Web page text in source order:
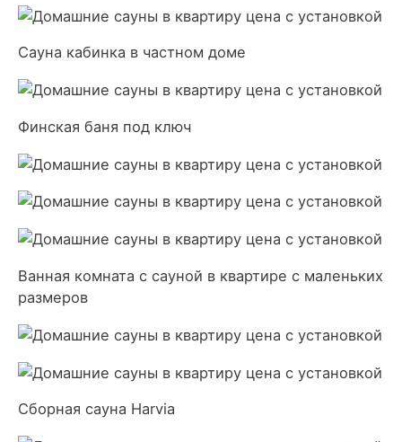
Сауна кабинка в частном доме
Финская баня под ключ
Ванная комната с сауной в квартире с маленьких
размеров
Сборная сауна Harvia